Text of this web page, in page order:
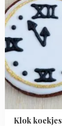
Klok koekjes